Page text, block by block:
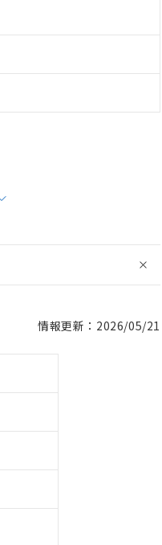
情報更新：2026/05/21